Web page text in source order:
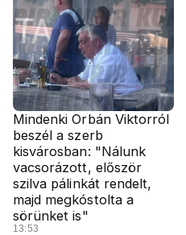
Mindenki Orbán Viktorról
beszél a szerb
kisvárosban: "Nálunk
vacsorázott, először
szilva pálinkát rendelt,
majd megkóstolta a
sörünket is"
13:53